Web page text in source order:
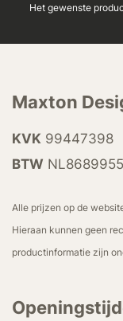
Het gewenste
Maxton
KVK 99447398
BTW
Alle prijzen op de
Hieraan kunnen geen
productinformatie zijn